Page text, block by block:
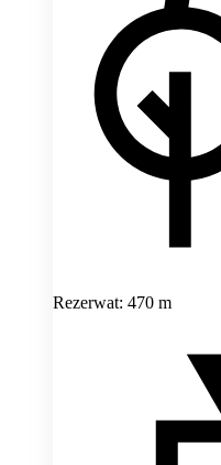
Rezerwat: 470 m